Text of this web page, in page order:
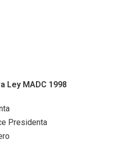
Ley MADC 1998
Presidenta